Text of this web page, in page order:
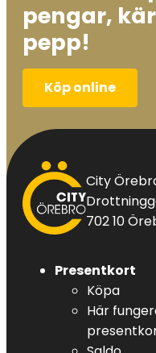
pengar,
pepp!
Köp online
City
Örebro
City
702 10
Presentkort
Köpa
Här